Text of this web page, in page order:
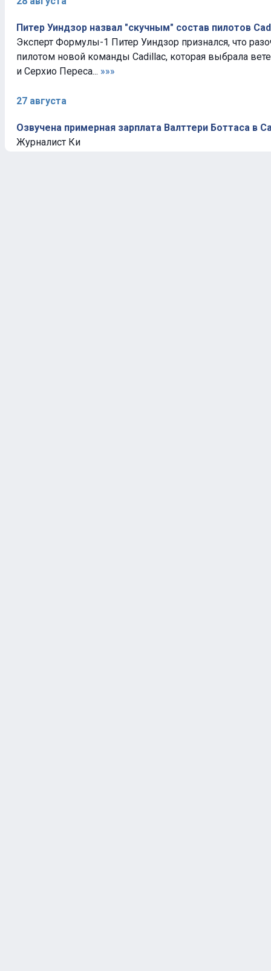
Питер Уиндзор назвал "скучным" состав пилотов
Эксперт Формулы-1 Питер Уиндзор признался, что
пилотом новой команды Cadillac, которая выбрала
и Серхио Переса... »»»
27 августа
Озвучена примерная зарплата Валттери Боттаса в
Журналист Ки